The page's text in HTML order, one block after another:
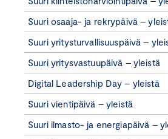
Suuri osaaja- ja rekrypäivä –
Suuri yritysturvallisuuspäivä –
Suuri yritysvastuupäivä – yleistä
Digital Leadership Day – yleistä
Suuri vientipäivä – yleistä
Suuri ilmasto- ja energiapäivä –